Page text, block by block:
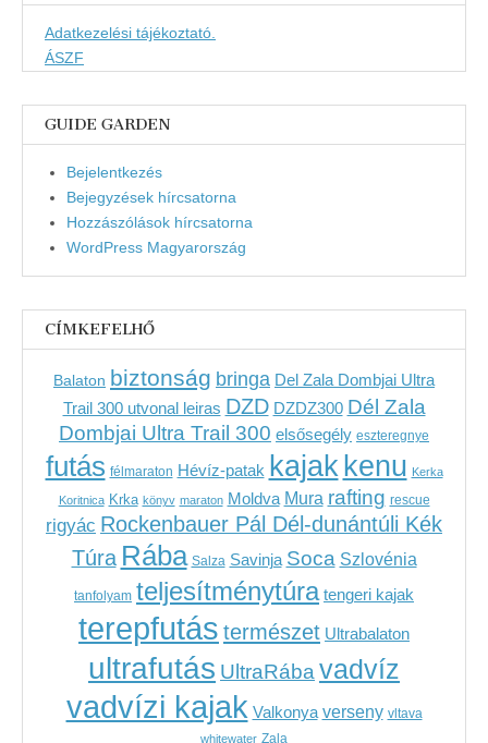
Adatkezelési tájékoztató.
ÁSZF
GUIDE GARDEN
Bejelentkezés
Bejegyzések hírcsatorna
Hozzászólások hírcsatorna
WordPress Magyarország
CÍMKEFELHŐ
Balaton biztonság bringa Del Zala Dombjai Ultra
Trail 300 utvonal leiras DZD DZDZ300 Dél Zala
Dombjai Ultra Trail 300 elsősegély eszteregnye
futás félmaraton Hévíz-patak kajakkenu Kerka
Koritnica Krka könyv maraton Moldva Mura rafting rescue
rigyác Rockenbauer Pál Dél-dunántúli Kék
Túra Rába Salza Savinja Soca Szlovénia
tanfolyam teljesítménytúra tengeri kajak
terepfutás természet Ultrabalaton
ultrafutás UltraRába vadvíz
vadvízi kajak Valkonya verseny vltava
whitewater Zala